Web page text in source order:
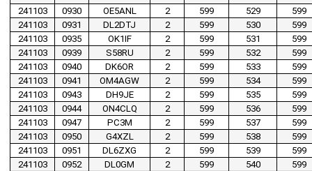
241103
0930 OE5ANL 2 599 529
599
241103
0931 DL2DTJ 2 599 530
599
241103
0935 OK1IF 2 599 531
599
241103
0939 S58RU 2 599 532
599
241103
0940 DK6OR 2 599 533
599
241103
0941 OM4AGW 2 599 534
599
241103
0943 DH9JE 2 599 535
599
241103
0944 ON4CLQ 2 599 536
599
241103
0947 PC3M 2 599 537
599
241103
0950 G4XZL 2 599 538
599
241103
0951 DL6ZXG 2 599 539
599
241103
0952 DL0GM 2 599 540
599